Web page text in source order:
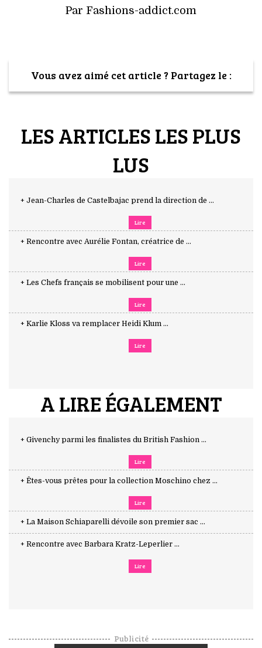
Par Fashions-addict.com
Vous avez aimé cet article ? Partagez le :
LES ARTICLES LES PLUS
LUS
+ Jean-Charles de Castelbajac prend la direction de ...
Lire
+ Rencontre avec Aurélie Fontan, créatrice de ...
Lire
+ Les Chefs français se mobilisent pour une ...
Lire
+ Karlie Kloss va remplacer Heidi Klum ...
Lire
A LIRE ÉGALEMENT
+ Givenchy parmi les finalistes du British Fashion ...
Lire
+ Êtes-vous prêtes pour la collection Moschino chez ...
Lire
+ La Maison Schiaparelli dévoile son premier sac ...
+ Rencontre avec Barbara Kratz-Leperlier ...
Lire
Publicité